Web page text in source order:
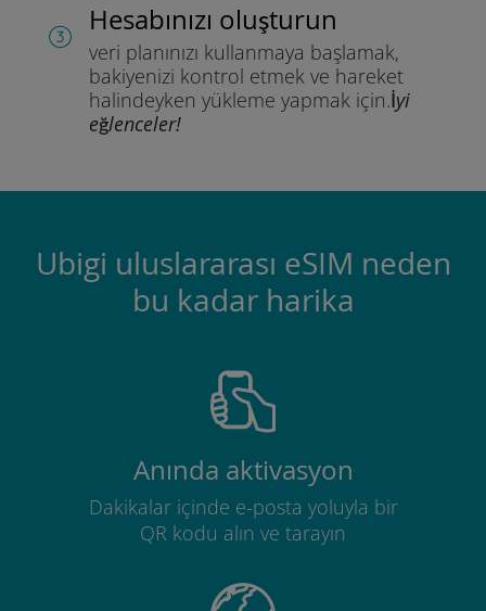
Hesabınızı oluşturun
veri planınızı kullanmaya başlamak,
bakiyenizi kontrol etmek ve hareket
halindeyken yükleme yapmak için.İyi
eğlenceler!
Ubigi uluslararası eSIM neden
bu kadar harika
Anında aktivasyon
Dakikalar içinde e-posta yoluyla bir
QR kodu alın ve tarayın